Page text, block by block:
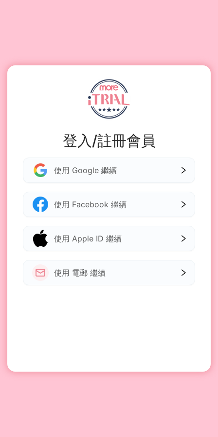
登入/註冊會員
使用 Google 繼續
使用 Facebook 繼續
使用 Apple ID 繼續
使用 電郵 繼續